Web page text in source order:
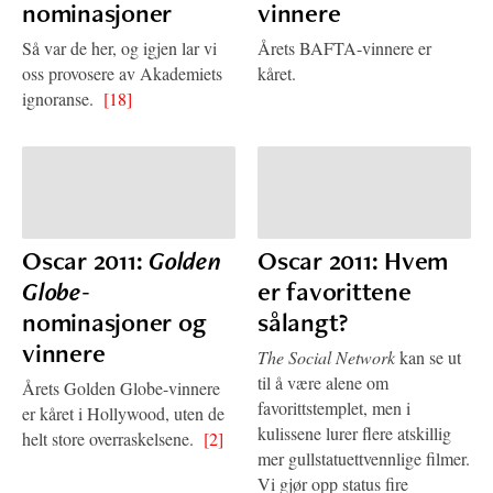
nominasjoner
Så var de her, og igjen lar vi
oss provosere av Akademiets
ignoranse. [18]
vinnere
Årets BAFTA-vinnere er
kåret.
Oscar 2011:Golden
Globe-
nominasjoner og
vinnere
Årets Golden Globe-vinnere
er kåret i Hollywood, uten de
helt store overraskelsene. [2]
Oscar 2011: Hvem
er favorittene
sålangt?
The Social Networkkan se ut
til å være alene om
favorittstemplet, men i
kulissene lurer flere atskillig
mer gullstatuettvennlige filmer.
Vi gjør opp status fire